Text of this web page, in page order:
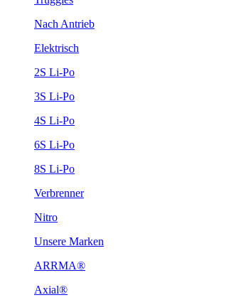
Nach Antrieb
Elektrisch
2S Li-Po
3S Li-Po
4S Li-Po
6S Li-Po
8S Li-Po
Verbrenner
Nitro
Unsere Marken
ARRMA®
Axial®